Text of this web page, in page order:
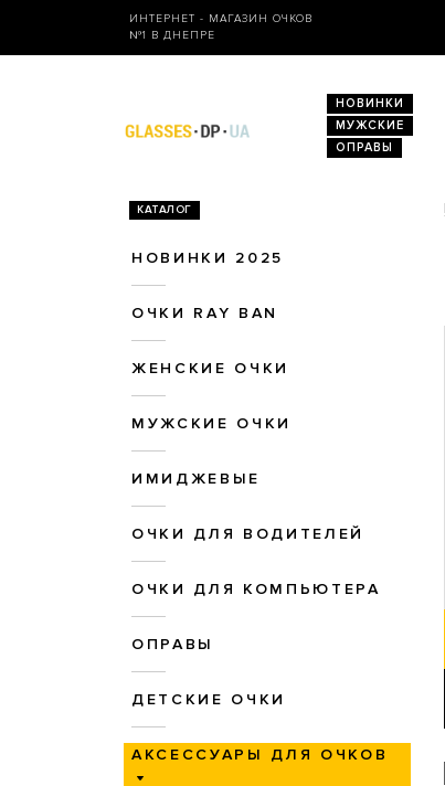
ИНТЕРНЕТ - МАГАЗИН ОЧКОВ
№1 В ДНЕПРЕ
НОВИНКИ
МУЖСКИЕ
ОПРАВЫ
КАТАЛОГ
НОВИНКИ 2025
ОЧКИ RAY BAN
ЖЕНСКИЕ ОЧКИ
МУЖСКИЕ ОЧКИ
ИМИДЖЕВЫЕ
ОЧКИ ДЛЯ ВОДИТЕЛЕЙ
ОЧКИ ДЛЯ КОМПЬЮТЕРА
ОПРАВЫ
ДЕТСКИЕ ОЧКИ
АКСЕССУАРЫ ДЛЯ ОЧКОВ